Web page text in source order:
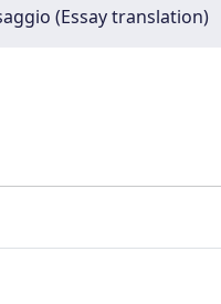
(Essay translation)